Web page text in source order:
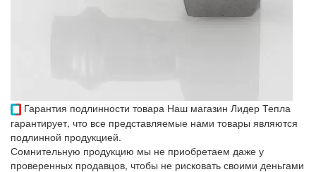
Гарантия подлинности товара Наш магазин Лидер Тепла
гарантирует, что все представляемые нами товары являются
подлинной продукцией.
Сомнительную продукцию мы не приобретаем даже у
проверенных продавцов, чтобы не рисковать своими деньгами